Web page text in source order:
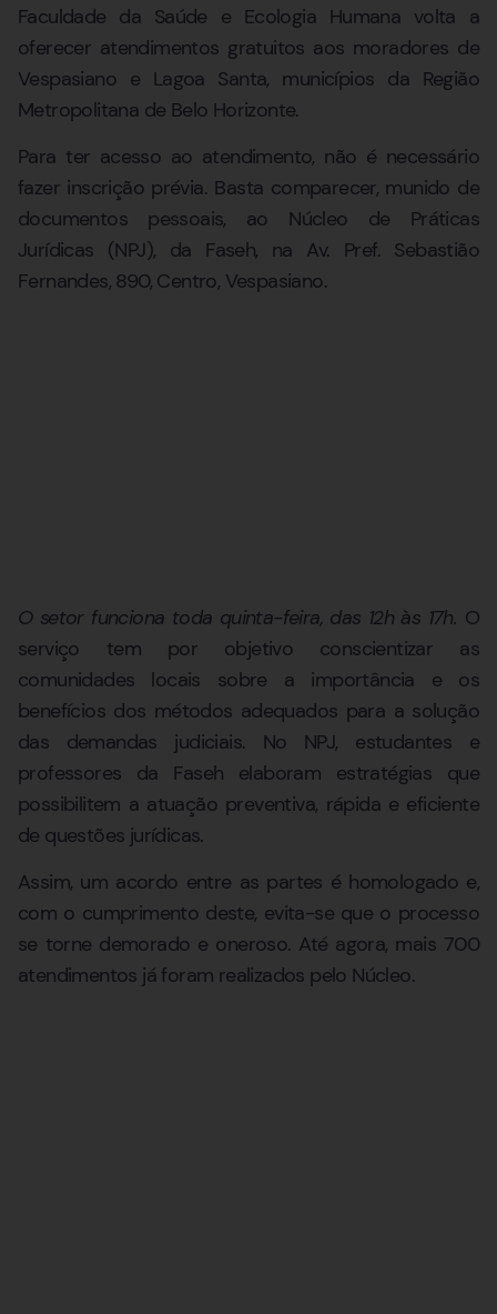
Faculdade da Saúde e Ecologia Humana volta a
oferecer atendimentos gratuitos aos moradores de
Vespasiano e Lagoa Santa, municípios da Região
Metropolitana de Belo Horizonte.
Para ter acesso ao atendimento, não é necessário
fazer inscrição prévia. Basta comparecer, munido de
documentos pessoais, ao Núcleo de Práticas
Jurídicas (NPJ), da Faseh, na Av. Pref. Sebastião
Fernandes, 890, Centro, Vespasiano.
O setor funciona toda quinta-feira, das 12h às 17h. O
serviço tem por objetivo conscientizar as
comunidades locais sobre a importância e os
benefícios dos métodos adequados para a solução
das demandas judiciais. No NPJ, estudantes e
professores da Faseh elaboram estratégias que
possibilitem a atuação preventiva, rápida e eficiente
de questões jurídicas.
Assim, um acordo entre as partes é homologado e,
com o cumprimento deste, evita-se que o processo
se torne demorado e oneroso. Até agora, mais 700
atendimentos já foram realizados pelo Núcleo.